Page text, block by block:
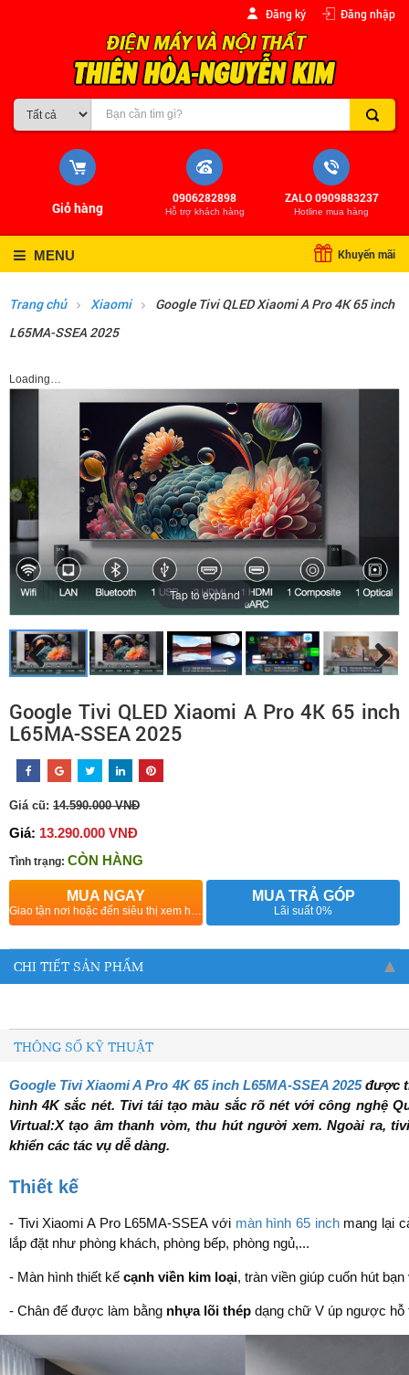
Đăng ký Đăng nhập
ZALO 0909883237
Hotline mua hàng
0906282898
Hỗ trợ khách hàng
Giỏ hàng
Khuyến mãi
MENU
Trang chủ Xiaomi
Google Tivi QLED Xiaomi A Pro 4K 65 inch
L65MA-SSEA 2025
Loading…
Tap to expand
Google Tivi QLED Xiaomi A Pro 4K 65 inch
L65MA-SSEA 2025
Giá cũ: 14.590.000 VNĐ
Giá: 13.290.000 VNĐ
Tình trạng: CÒN HÀNG
MUA NGAY MUA TRẢ GÓP
Lãi suất 0%
CHI TIẾT SẢN PHẨM
THÔNG SỐ KỸ THUẬT
Google Tivi Xiaomi A Pro 4K 65 inch L65MA-SSEA 2025được
hình 4K sắc nét. Tivi tái tạo màu sắc rõ nét với công nghệ
Virtual:X tạo âm thanh vòm, thu hút người xem. Ngoài ra,
khiển các tác vụ dễ dàng.
Thiết kế
- Tivi Xiaomi A Pro L65MA-SSEA với màn hình 65 inchmang lại
lắp đặt như phòng khách, phòng bếp, phòng ngủ,...
- Màn hình thiết kế cạnh viền kim loại, tràn viền giúp cuốn hút
- Chân đế được làm bằng nhựa lõi thép dạng chữ V úp ngược